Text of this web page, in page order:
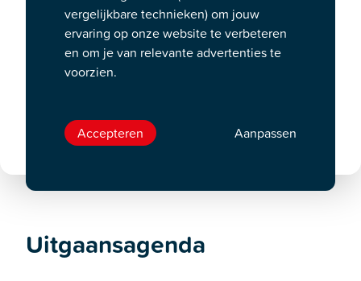
Uitgaansagenda
vergelijkbare technieken) om jouw
ervaring op onze website te verbeteren
en om je van relevante advertenties te
voorzien.
Accepteren Aanpassen